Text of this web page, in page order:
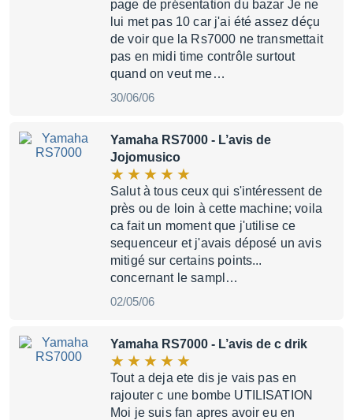
page de présentation du bazar Je ne
lui met pas 10 car j'ai été assez déçu
de voir que la Rs7000 ne transmettait
pas en midi time contrôle surtout
quand on veut me…
30/06/06
Yamaha RS7000 - L’avis de
Jojomusico
Salut à tous ceux qui s'intéressent de
près ou de loin à cette machine; voila
ca fait un moment que j'utilise ce
sequenceur et j'avais déposé un avis
mitigé sur certains points...
concernant le sampl…
02/05/06
Yamaha RS7000 - L’avis de c drik
Tout a deja ete dis je vais pas en
rajouter c une bombe UTILISATION
Moi je suis fan apres avoir eu en